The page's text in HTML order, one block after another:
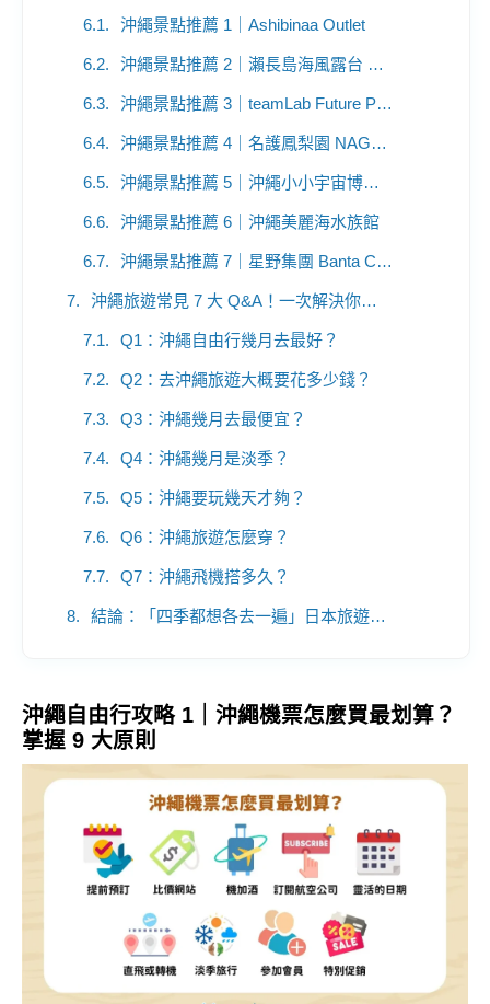
沖繩景點推薦 1｜Ashibinaa Outlet
沖繩景點推薦 2｜瀨長島海風露台 Umikaji Terrace
沖繩景點推薦 3｜teamLab Future Park 沖繩未來園
沖繩景點推薦 4｜名護鳳梨園 NAGO PINEAPPLE PARK
沖繩景點推薦 5｜沖繩小小宇宙博物館 Little Universe OKINAWA
沖繩景點推薦 6｜沖繩美麗海水族館
沖繩景點推薦 7｜星野集團 Banta Cafe
沖繩旅遊常見 7 大 Q&A！一次解決你的疑惑！
Q1：沖繩自由行幾月去最好？
Q2：去沖繩旅遊大概要花多少錢？
Q3：沖繩幾月去最便宜？
Q4：沖繩幾月是淡季？
Q5：沖繩要玩幾天才夠？
Q6：沖繩旅遊怎麼穿？
Q7：沖繩飛機搭多久？
結論：「四季都想各去一遍」日本旅遊的神奇魅力！
沖繩自由行攻略 1｜沖繩機票怎麼買最划算？
掌握 9 大原則